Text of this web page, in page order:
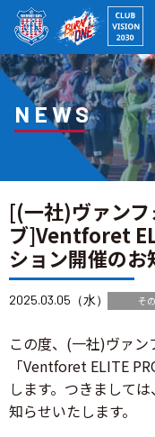
NEWS
[(一社)ヴァン
ブ]Ventforet
ション開催のお
2025.03.05（水） そ
この度、(一社)ヴァ
「Ventforet ELITE
します。つきまして
知らせいたします。